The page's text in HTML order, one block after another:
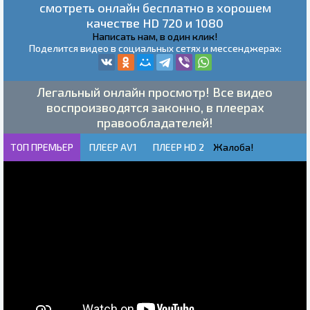
смотреть онлайн бесплатно в хорошем
качестве HD 720 и 1080
Написать нам, в один клик!
Поделится видео в социальных сетях и мессенджерах:
Легальный онлайн просмотр! Все видео
воспроизводятся законно, в плеерах
правообладателей!
ТОП ПРЕМЬЕР ПЛЕЕР AV1 ПЛЕЕР HD 2 Жалоба!